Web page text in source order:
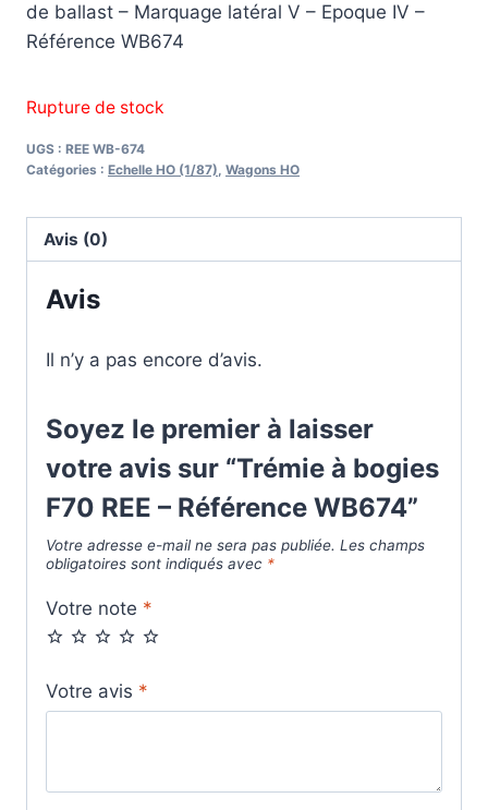
de ballast – Marquage latéral V – Epoque IV –
Référence WB674
Rupture de stock
UGS : REE WB-674
Catégories : Echelle HO (1/87), Wagons HO
Avis (0)
Avis
Il n’y a pas encore d’avis.
Soyez le premier à laisser
votre avis sur “Trémie à bogies
F70 REE – Référence WB674”
Votre adresse e-mail ne sera pas publiée. Les champs
obligatoires sont indiqués avec *
Votre note *
Votre avis *